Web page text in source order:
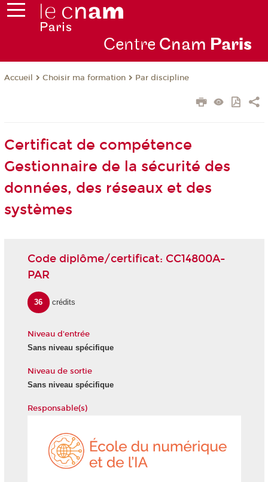
Centre Cnam Paris
Accueil Choisir ma formation Par discipline
Certificat de compétence
Gestionnaire de la sécurité des
données, des réseaux et des
systèmes
Code diplôme/certificat: CC14800A-
PAR
36 crédits
Niveau d'entrée
Sans niveau spécifique
Niveau de sortie
Sans niveau spécifique
Responsable(s)